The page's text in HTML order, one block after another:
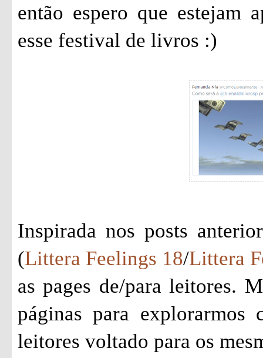
então espero que estejam
esse festival de livros :)
Inspirada nos posts
(Littera Feelings 18/Littera
as pages de/para leitores.
páginas para
leitores voltado para os